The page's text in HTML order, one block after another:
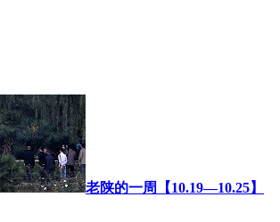
老陕的一周【10.19—10.25】